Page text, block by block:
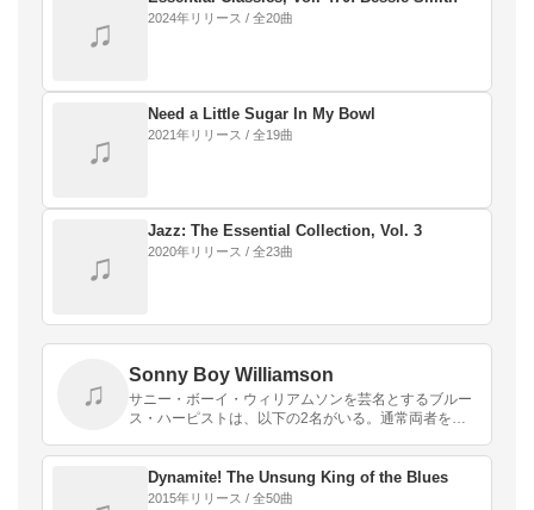
♫ 2024年リリース / 全20曲
♫
Need a Little Sugar In My Bowl
2021年リリース / 全19曲
♫
Jazz: The Essential Collection, Vol. 3
2020年リリース / 全23曲
♫
Sonny Boy Williamson
サニー・ボーイ・ウィリアムソンを芸名とするブルー
ス・ハーピストは、以下の2名がいる。通常両者を区
II世）を付けて語られることが多いが、血縁関係が
あ…Dynamite! The Unsung King of the Blues
2015年リリース / 全50曲